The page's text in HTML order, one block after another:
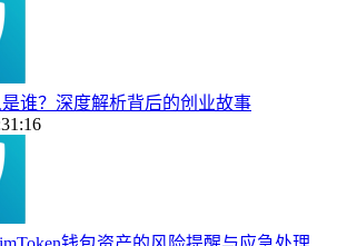
是谁？深度解析背后的创业故事